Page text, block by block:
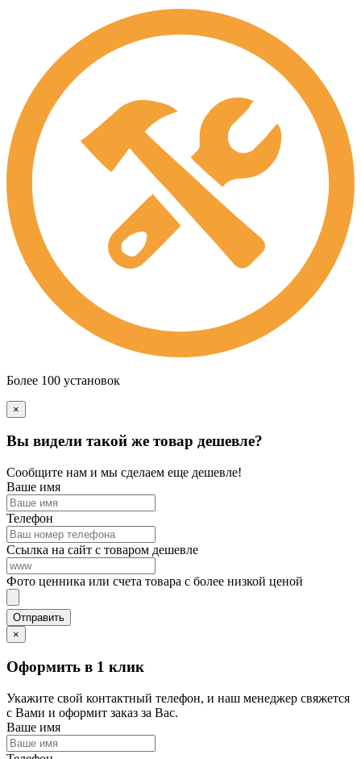
Более 100 установок
×
Вы видели такой же товар дешевле?
Сообщите нам и мы сделаем еще дешевле!
Ваше имя
Телефон
Ссылка на сайт с товаром дешевле
Фото ценника или счета товара с более низкой ценой
×
Оформить в 1 клик
Укажите свой контактный телефон, и наш менеджер свяжется
с Вами и оформит заказ за Вас.
Ваше имя